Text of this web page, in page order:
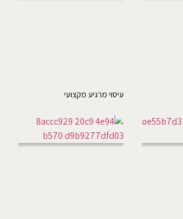
עיסוי מרגיע מקצועי